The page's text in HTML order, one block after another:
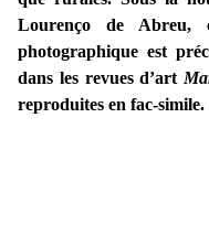
Lourenço de Abreu,
photographique est
dans les revues d’art
reproduites en fac-simile.